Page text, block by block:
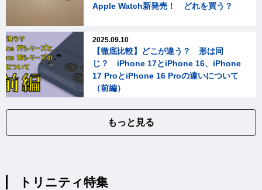
Apple Watch新発売！ どれを買う？
2025.09.10
【徹底比較】どこが違う？ 形は同
じ？ iPhone 17とiPhone 16、iPhone
17 ProとiPhone 16 Proの違いについて
（前編）
もっと見る
トリニティ特集